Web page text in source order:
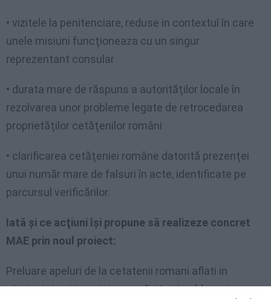
• vizitele la penitenciare, reduse in contextul în care
unele misiuni funcţioneaza cu un singur
reprezentant consular
• durata mare de răspuns a autorităţilor locale în
rezolvarea unor probleme legate de retrocedarea
proprietăţilor cetăţenilor români
• clarificarea cetăţeniei române datorită prezenţei
unui număr mare de falsuri în acte, identificate pe
parcursul verificărilor.
Iată şi ce acţiuni îşi propune să realizeze concret
MAE prin noul proiect:
Preluare apeluri de la cetatenii romani aflati in
strainatate si inregistrare solicitari/probleme in